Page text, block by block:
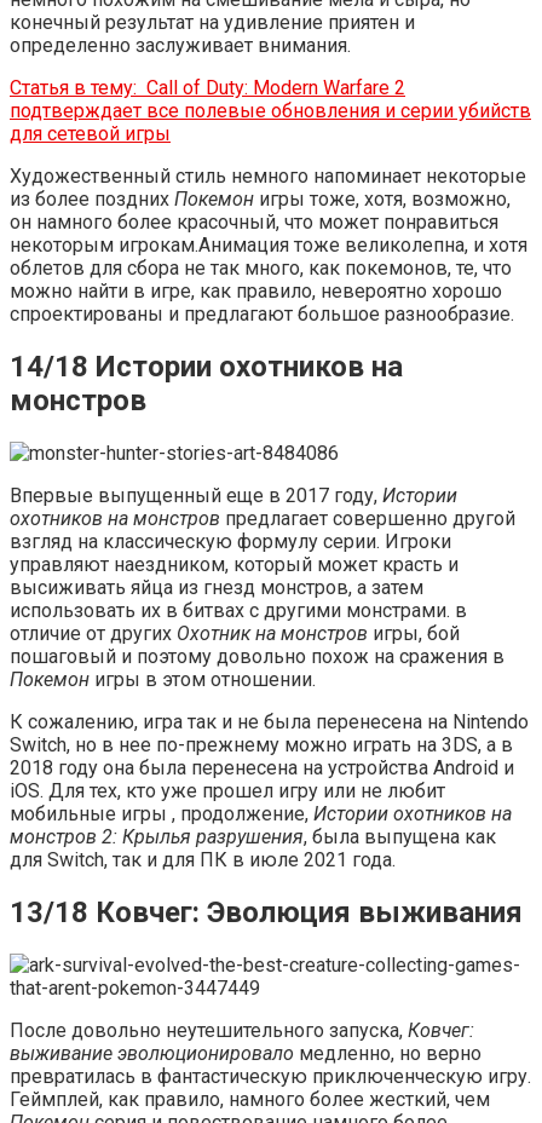
конечный результат на удивление приятен и
определенно заслуживает внимания.
Статья в тему: Call of Duty: Modern Warfare 2
подтверждает все полевые обновления и серии убийств
для сетевой игры
Художественный стиль немного напоминает некоторые
из более поздних Покемон игры тоже, хотя, возможно,
он намного более красочный, что может понравиться
некоторым игрокам.Анимация тоже великолепна, и хотя
облетов для сбора не так много, как покемонов, те, что
можно найти в игре, как правило, невероятно хорошо
спроектированы и предлагают большое разнообразие.
14/18 Истории охотников на
монстров
Впервые выпущенный еще в 2017 году, Истории
охотников на монстров предлагает совершенно другой
взгляд на классическую формулу серии. Игроки
управляют наездником, который может красть и
высиживать яйца из гнезд монстров, а затем
использовать их в битвах с другими монстрами. в
отличие от других Охотник на монстров игры, бой
пошаговый и поэтому довольно похож на сражения в
Покемон игры в этом отношении.
К сожалению, игра так и не была перенесена на Nintendo
Switch, но в нее по-прежнему можно играть на 3DS, а в
2018 году она была перенесена на устройства Android и
iOS. Для тех, кто уже прошел игру или не любит
мобильные игры , продолжение, Истории охотников на
монстров 2: Крылья разрушения, была выпущена как
для Switch, так и для ПК в июле 2021 года.
13/18 Ковчег: Эволюция выживания
После довольно неутешительного запуска, Ковчег:
выживание эволюционировало медленно, но верно
превратилась в фантастическую приключенческую игру.
Геймплей, как правило, намного более жесткий, чем